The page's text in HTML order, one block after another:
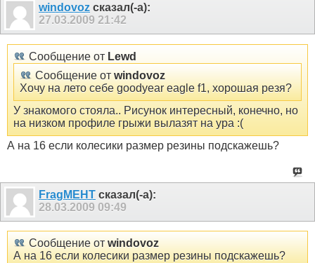
windovoz сказал(-а):
27.03.2009 21:42
Сообщение от Lewd
Сообщение от windovoz
Хочу на лето себе goodyear eagle f1, хорошая резя?
У знакомого стояла.. Рисунок интересный, конечно, но
на низком профиле грыжи вылазят на ура :(
А на 16 если колесики размер резины подскажешь?
FragMEHT сказал(-а):
28.03.2009 09:49
Сообщение от windovoz
А на 16 если колесики размер резины подскажешь?